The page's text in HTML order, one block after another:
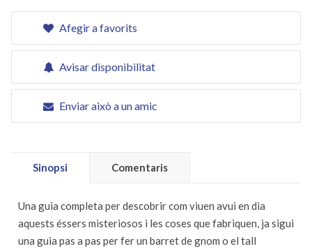
Afegir a favorits
Avisar disponibilitat
Enviar això a un amic
Sinopsi Comentaris
Una guia completa per descobrir com viuen avui en dia
aquests éssers misteriosos i les coses que fabriquen, ja sigui
una guia pas a pas per fer un barret de gnom o el tall